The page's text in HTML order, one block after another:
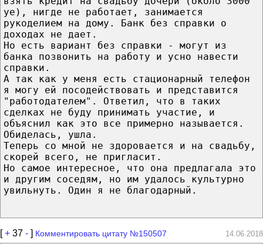
уе), нигде не работает, занимается
рукоделием на дому. Банк без справки о
доходах не дает.
Но есть вариант без справки - могут из
банка позвонить на работу и усно навести
справки.
А так как у меня есть стационарный телефон
я могу ей посодействовать и представится
"работодателем". Ответил, что в таких
сделках не буду принимать участие, и
объяснил как это все примерно называется.
Обиделась, ушла.
Теперь со мной не здоровается и на свадьбу,
скорей всего, не пригласит.
Но самое интересное, что она предлагала это
и другим соседям, но им удалось культурно
увильнуть. Один я не благодарный.
[+ 37 - ] Комментировать цитату №150507 14.06.2018